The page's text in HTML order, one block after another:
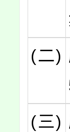
(二)
(三)